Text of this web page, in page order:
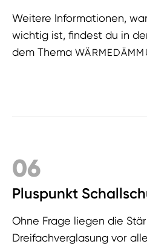
Weitere Informationen,
wichtig ist, findest du in
dem Thema
06
Pluspunkt
Ohne Frage liegen die
Dreifachverglasung vor